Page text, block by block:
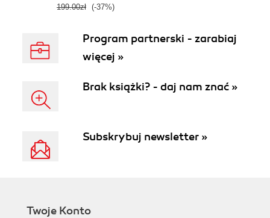
199.00zł (-37%)
Program partnerski - zarabiaj
więcej »
Brak książki? - daj nam znać »
Subskrybuj newsletter »
Twoje Konto